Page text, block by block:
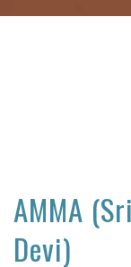
AMMA
Devi)